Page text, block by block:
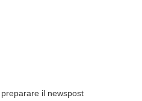
il newspost